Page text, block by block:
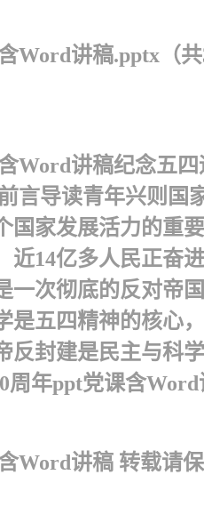
Word讲稿.pptx（
Word讲稿 纪念五
言导读青年兴则国
家发展活力的重
14亿多人民正奋
一次彻底的反对帝
五四精神的核心
封建是民主与科
周年ppt党课含
Word讲稿 转载请保